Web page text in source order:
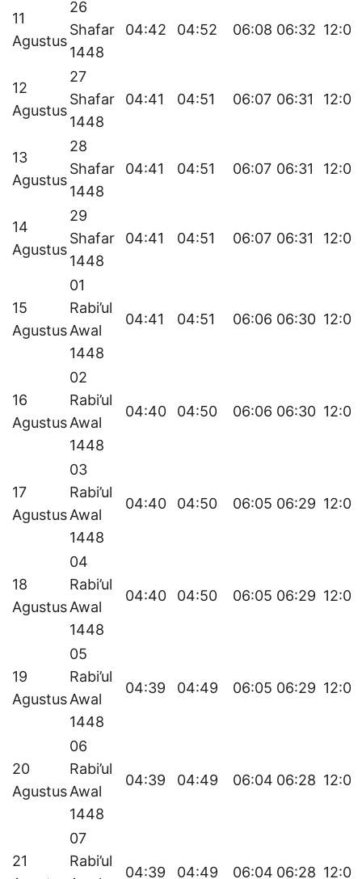
11
Agustus
26
Shafar
1448
04:42 04:52 06:08 06:32 12:05
12
Agustus
27
Shafar
1448
04:41 04:51 06:07 06:31 12:05
13
Agustus
28
Shafar
1448
04:41 04:51 06:07 06:31 12:05
14
Agustus
29
Shafar
1448
04:41 04:51 06:07 06:31 12:05
15
Agustus
01
Rabi’ul
Awal
1448
04:41 04:51 06:06 06:30 12:05
16
Agustus
02
Rabi’ul
Awal
1448
04:40 04:50 06:06 06:30 12:05
17
Agustus
03
Rabi’ul
Awal
1448
04:40 04:50 06:05 06:29 12:04
18
Agustus
04
Rabi’ul
Awal
1448
04:40 04:50 06:05 06:29 12:04
19
Agustus
05
Rabi’ul
Awal
1448
04:39 04:49 06:05 06:29 12:04
20
Agustus
06
Rabi’ul
Awal
1448
04:39 04:49 06:04 06:28 12:04
21
07
Rabi’ul
04:39 04:49 06:04 06:28 12:03